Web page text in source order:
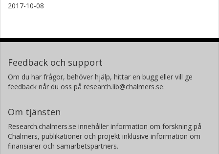
2017-10-08
Feedback och support
Om du har frågor, behöver hjälp, hittar en bugg eller vill ge
feedback når du oss på research.lib@chalmers.se.
Om tjänsten
Research.chalmers.se innehåller information om forskning på
Chalmers, publikationer och projekt inklusive information om
finansiärer och samarbetspartners.